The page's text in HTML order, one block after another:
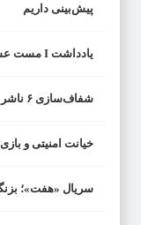
پیش‌بینی داریم
یادداشت I مست عشق؛ بازآفرینی جهانی پیام مولانا و شمس
شفاف‌سازی ۶ ناشر بورسی در سامانه کدال
خیانت امنیتی و
سریال «هفت»؛